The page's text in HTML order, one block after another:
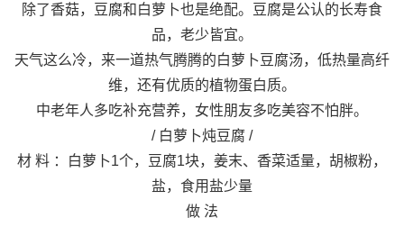
除了香菇，豆腐和白萝卜也是绝配。豆腐是公认的长寿食
品，老少皆宜。
天气这么冷，来一道热气腾腾的白萝卜豆腐汤，低热量高纤
维，还有优质的植物蛋白质。
中老年人多吃补充营养，女性朋友多吃美容不怕胖。
/ 白萝卜炖豆腐 /
材 料 ：白萝卜1个，豆腐1块，姜末、香菜适量，胡椒粉，
盐，食用盐少量
做 法